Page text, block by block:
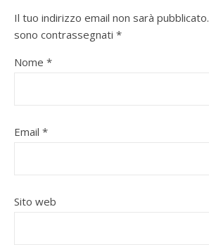
Il tuo indirizzo email non sarà pubblicato.
sono contrassegnati *
Nome *
Email *
Sito web